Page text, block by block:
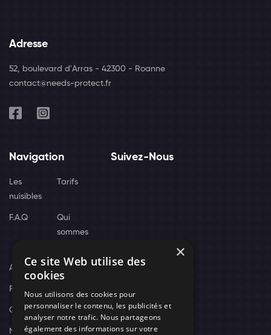
Adresse
52, boulevard d'Arras - 42300 - Roanne
contact@needs-protect.fr
Navigation
Les
nuisibles
Tarifs
F.A.Q
Qui
sommes
Actus
Recrutement
Contact
Nos techniciens
Suivez-Nous
×
Ce site Web utilise des
cookies
Nous utilisons des cookies pour
personnaliser le contenu, les publicités et
analyser notre trafic. Nous partageons
également des informations sur votre